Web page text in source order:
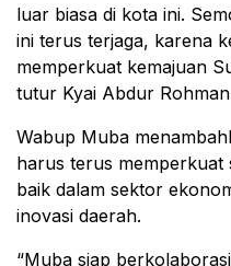
luar biasa di kota ini.
ini terus terjaga, karena
memperkuat kemajuan
tutur Kyai Abdur
Wabup Muba
harus terus memperkuat
baik dalam sektor
inovasi daerah.
“Muba siap